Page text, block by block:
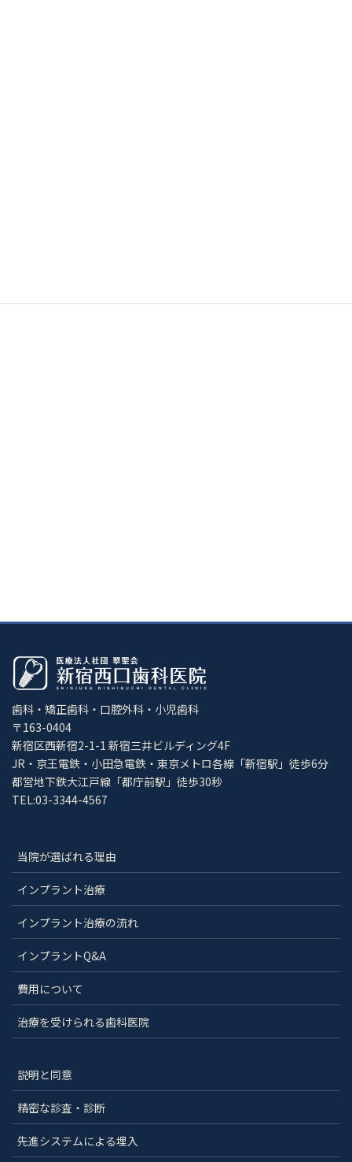
歯科・矯正歯科・口腔外科・小児歯科
〒163-0404
新宿区西新宿2-1-1 新宿三井ビルディング4F
JR・京王電鉄・小田急電鉄・東京メトロ各線「新宿駅」徒歩6分
都営地下鉄大江戸線「都庁前駅」徒歩30秒
TEL:03-3344-4567
当院が選ばれる理由
インプラント治療
インプラント治療の流れ
インプラントQ&A
費用について
治療を受けられる歯科医院
説明と同意
精密な診査・診断
先進システムによる埋入